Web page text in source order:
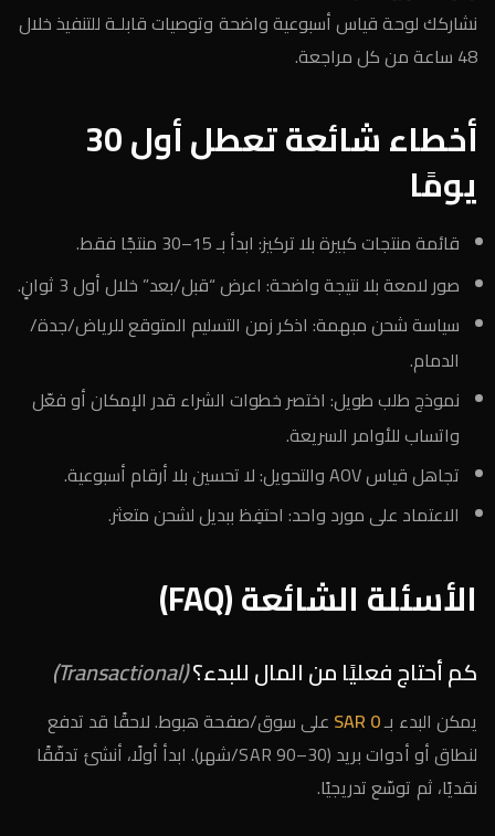
نشاركك لوحة قياس أسبوعية واضحة وتوصيات قابلـة للتنفيذ خلال
48 ساعة من كل مراجعة.
أخطاء شائعة تعطل أول 30
يومًا
قائمة منتجات كبيرة بلا تركيز: ابدأ بـ 15–30 منتجًا فقط.
صور لامعة بلا نتيجة واضحة: اعرض “قبل/بعد” خلال أول 3 ثوانٍ.
سياسة شحن مبهمة: اذكر زمن التسليم المتوقع للرياض/جدة/
الدمام.
نموذج طلب طويل: اختصر خطوات الشراء قدر الإمكان أو فعّل
واتساب للأوامر السريعة.
تجاهل قياس AOV والتحويل: لا تحسين بلا أرقام أسبوعية.
الاعتماد على مورد واحد: احتفِظ ببديل لشحن متعثر.
الأسئلة الشائعة (FAQ)
كم أحتاج فعليًا من المال للبدء؟(Transactional)
يمكن البدء بـ0 SAR
على سوق/صفحة هبوط. لاحقًا قد تدفع
لنطاق أو أدوات بريد (30–90 SAR/شهر). ابدأ أولًا، أنشئ تدفّقًا
نقديًا، ثم توسّع تدريجيًا.